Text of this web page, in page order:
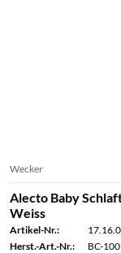
Wecker
Alecto Baby
Weiss
Artikel-Nr.:
Herst.-Art.-Nr.:
BC-100